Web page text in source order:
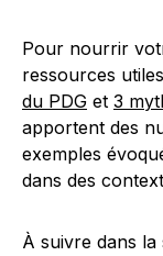
Pour nourrir
ressources
du PDG et 3
apportent des
exemples
dans des
À suivre dans